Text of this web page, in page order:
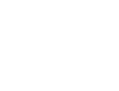
（滿分 5 分）